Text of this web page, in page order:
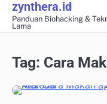
Skip
content
zynthera.id
Panduan Biohacking &
Lama
Tag: Cara